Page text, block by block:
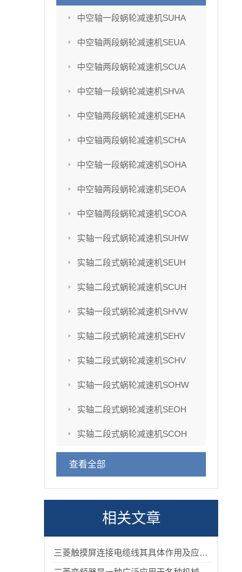
中空轴一段蜗轮减速机SUHA
中空轴两段蜗轮减速机SEUA
中空轴两段蜗轮减速机SCUA
中空轴一段蜗轮减速机SHVA
中空轴两段蜗轮减速机SEHA
中空轴两段蜗轮减速机SCHA
中空轴一段蜗轮减速机SOHA
中空轴两段蜗轮减速机SEOA
中空轴两段蜗轮减速机SCOA
实轴一段式蜗轮减速机SUHW
实轴二段式蜗轮减速机SEUH
实轴二段式蜗轮减速机SCUH
实轴一段式蜗轮减速机SHVW
实轴二段式蜗轮减速机SEHV
实轴二段式蜗轮减速机SCHV
实轴一段式蜗轮减速机SOHW
实轴二段式蜗轮减速机SEOH
实轴二段式蜗轮减速机SCOH
查看全部
相关文章